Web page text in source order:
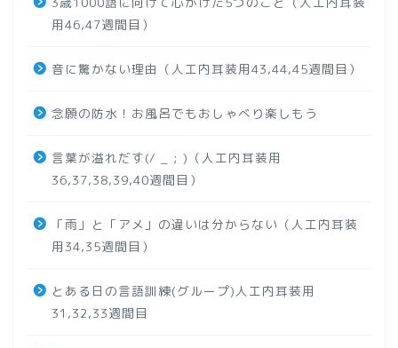
用46,47週間目）
音に驚かない理由（人工内耳装用43,44,45週間目）
念願の防水！お風呂でもおしゃべり楽しもう
言葉が溢れだす(/ _ ; )（人工内耳装用
36,37,38,39,40週間目）
「雨」と「アメ」の違いは分からない（人工内耳装
用34,35週間目）
とある日の言語訓練(グループ)人工内耳装用
31,32,33週間目